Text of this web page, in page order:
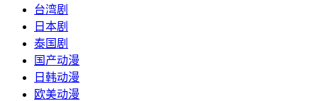
台湾剧
日本剧
泰国剧
国产动漫
日韩动漫
欧美动漫